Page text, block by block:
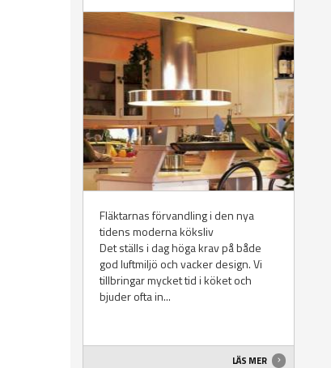
Fläktarnas förvandling i den nya
tidens moderna köksliv
Det ställs i dag höga krav på både
god luftmiljö och vacker design. Vi
tillbringar mycket tid i köket och
bjuder ofta in...
LÄS MER